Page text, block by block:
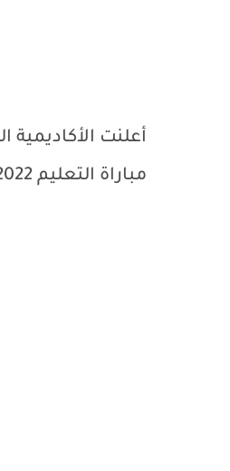
أعلنت الأكاديمية
مباراة التعليم 2022 ولوائح الانتظار.